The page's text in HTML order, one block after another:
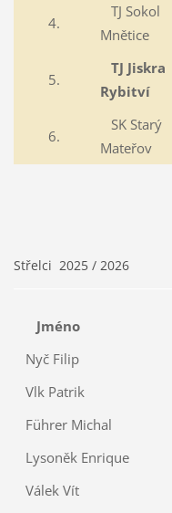
4.
TJ Sokol
Mnětice
5.
TJ Jiskra
Rybitví
6.
SK Starý
Mateřov
Střelci 2025 / 2026
Jméno
Nyč Filip
Vlk Patrik
Führer Michal
Lysoněk Enrique
Válek Vít